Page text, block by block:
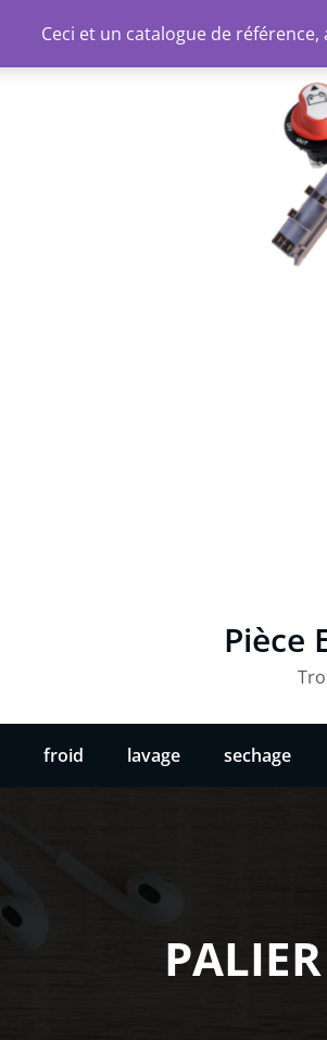
Pièce
froid lavage sechage
Ceci et un catalogue de